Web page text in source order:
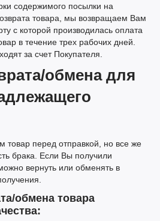
содержимого посылки на
товара, мы возвращаем Вам
с которой производилась оплата
в течение трех рабочих дней.
за счет Покупателя.
обмена для
перед отправкой, но все же
брака. Если Вы получили
вернуть или обменять в
обмена товара